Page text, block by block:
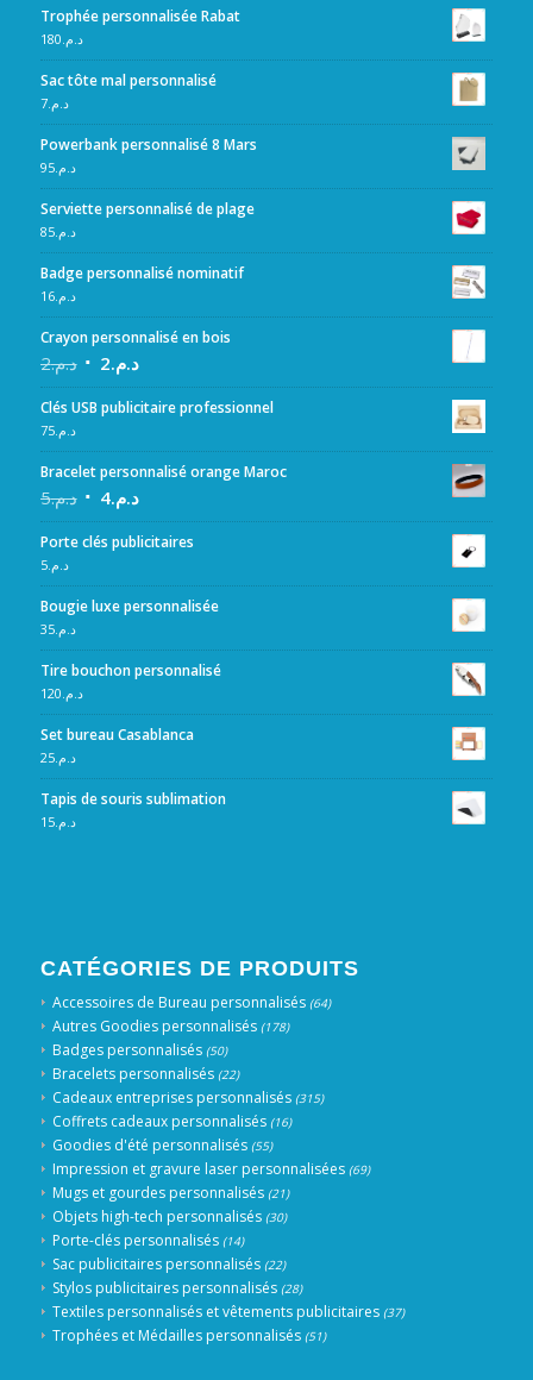
Trophée personnalisée Rabat
د.م. 180
Sac tôte mal personnalisé
د.م.7
Powerbank personnalisé 8 Mars
د.م.95
Serviette personnalisé de plage
د.م.85
Badge personnalisé nominatif
د.م.16
Crayon personnalisé en bois
د.م.2 د.م.2
Clés USB publicitaire professionnel
د.م.75
Bracelet personnalisé orange Maroc
د.م.5 د.م.4
Porte clés publicitaires
د.م.5
Bougie luxe personnalisée
د.م.35
Tire bouchon personnalisé
د.م. 120
Set bureau Casablanca
د.م.25
Tapis de souris sublimation
د.م.15
CATÉGORIES DE PRODUITS
Accessoires de Bureau personnalisés (64)
Autres Goodies personnalisés (178)
Badges personnalisés (50)
Bracelets personnalisés (22)
Cadeaux entreprises personnalisés (315)
Coffrets cadeaux personnalisés (16)
Goodies d'été personnalisés (55)
Impression et gravure laser personnalisées (69)
Mugs et gourdes personnalisés (21)
Objets high-tech personnalisés (30)
Porte-clés personnalisés (14)
Sac publicitaires personnalisés (22)
Stylos publicitaires personnalisés (28)
Textiles personnalisés et vêtements publicitaires (37)
Trophées et Médailles personnalisés (51)